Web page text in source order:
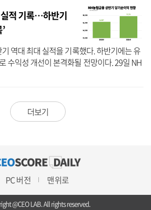
적 기록…하반기
역대 최대 실적을 기록했다. 하반기에는 유
수익성 개선이 본격화될 전망이다. 29일 NH
결과, 올 상반기 당기순이익은 1조7791억원
더보기
PC 버전 맨위로
@CEO LAB. All rights reserved.